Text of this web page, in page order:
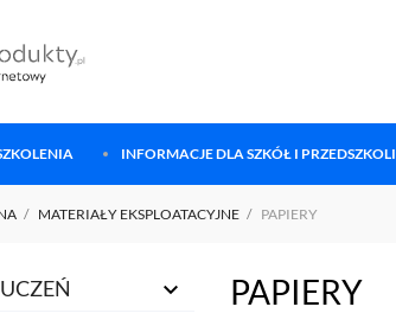
INFORMACJE DLA SZKÓŁ I PRZEDSZKOLI
MATERIAŁY EKSPLOATACYJNE PAPIERY
 PAPIERY